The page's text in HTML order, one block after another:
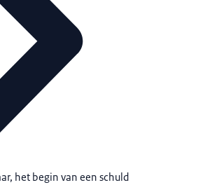
het begin van een schuld